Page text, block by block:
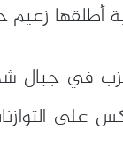
أطلقها زعيم
في جبال
على